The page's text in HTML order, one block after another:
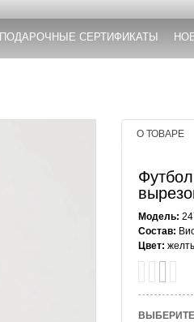
ПОДАРОЧНЫЕ СЕРТИФИКАТЫ
О ТОВАРЕ
Модель:
Состав:
Цвет: